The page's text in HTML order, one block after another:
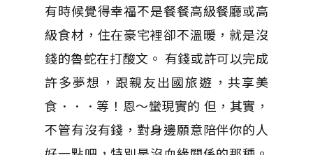
有時候覺得幸福不是餐餐高級餐廳或高
級食材，住在豪宅裡卻不溫暖，就是沒
錢的魯蛇在打酸文。 有錢或許可以完成
許多夢想，跟親友出國旅遊，共享美
食．．．等！恩～蠻現實的 但，其實，
不管有沒有錢，對身邊願意陪伴你的人